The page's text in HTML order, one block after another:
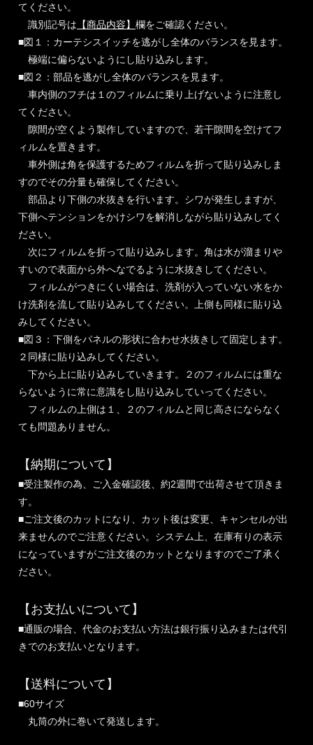
てください。
識別記号は 【商品内容】欄をご確認ください。
■図１：カーテシスイッチを逃がし全体のバランスを見ます。
極端に偏らないようにし貼り込みします。
■図２：部品を逃がし全体のバランスを見ます。
車内側のフチは１のフィルムに乗り上げないように注意し
てください。
隙間が空くよう製作していますので、若干隙間を空けてフ
ィルムを置きます。
車外側は角を保護するためフィルムを折って貼り込みしま
すのでその分量も確保してください。
部品より下側の水抜きを行います。シワが発生しますが、
下側へテンションをかけシワを解消しながら貼り込みしてく
ださい。
次にフィルムを折って貼り込みします。角は水が溜まりや
すいので表面から外へなでるように水抜きしてください。
フィルムがつきにくい場合は、洗剤が入っていない水をか
け洗剤を流して貼り込みしてください。上側も同様に貼り込
みしてください。
■図３：下側をパネルの形状に合わせ水抜きして固定します。
２同様に貼り込みしてください。
下から上に貼り込みしていきます。２のフィルムには重な
らないように常に意識をし貼り込みしていってください。
フィルムの上側は１、２のフィルムと同じ高さにならなく
ても問題ありません。
【納期について】
■受注製作の為、ご入金確認後、約2週間で出荷させて頂きま
す。
■ご注文後のカットになり、カット後は変更、キャンセルが出
来ませんのでご注意ください。システム上、在庫有りの表示
になっていますがご注文後のカットとなりますのでご了承く
ださい。
【お支払いについて】
■通販の場合、代金のお支払い方法は銀行振り込みまたは代引
きでのお支払いとなります。
【送料について】
■60サイズ
丸筒の外に巻いて発送します。